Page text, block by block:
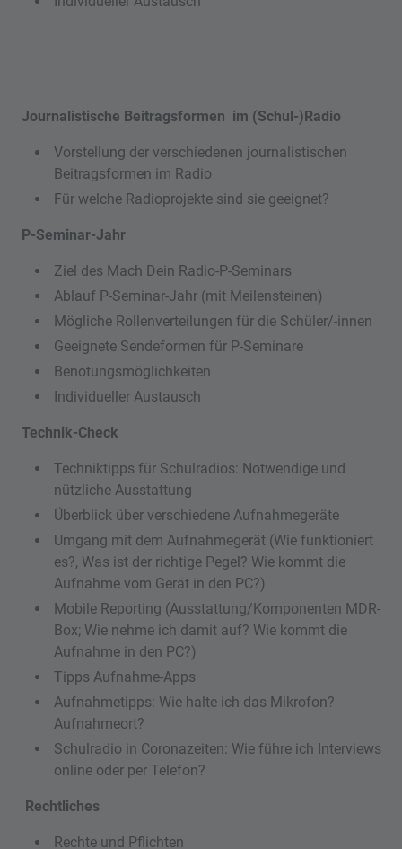
Journalistische Beitragsformen im (Schul-)Radio
Vorstellung der verschiedenen journalistischen
Beitragsformen im Radio
Für welche Radioprojekte sind sie geeignet?
P-Seminar-Jahr
Ziel des Mach Dein Radio-P-Seminars
Ablauf P-Seminar-Jahr (mit Meilensteinen)
Mögliche Rollenverteilungen für die Schüler/-innen
Geeignete Sendeformen für P-Seminare
Benotungsmöglichkeiten
Individueller Austausch
Technik-Check
Techniktipps für Schulradios: Notwendige und
nützliche Ausstattung
Überblick über verschiedene Aufnahmegeräte
Umgang mit dem Aufnahmegerät (Wie funktioniert
es?, Was ist der richtige Pegel? Wie kommt die
Aufnahme vom Gerät in den PC?)
Mobile Reporting (Ausstattung/Komponenten MDR-
Box; Wie nehme ich damit auf? Wie kommt die
Aufnahme in den PC?)
Tipps Aufnahme-Apps
Aufnahmetipps: Wie halte ich das Mikrofon?
Aufnahmeort?
Schulradio in Coronazeiten: Wie führe ich Interviews
online oder per Telefon?
Rechtliches
Rechte und Pflichten